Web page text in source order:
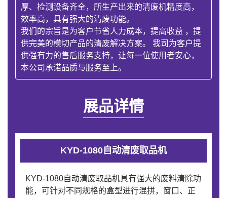
厚、检测设备齐全，所生产出来的清废机精度高，
效率高，具有强大的清废功能。
我们的宗旨是为客户节省人力成本，提高收益 ，提
供完美的模切产品的清废解决方案。 我司为客户提
供强有力的售后服务支持，让每一位使用者安心，
本公司承诺品质与服务至上。
展品详情
KYD-1080自动清废取品机
KYD-1080自动清废取品机具有强大的废料清除功
能，可针对不同规格的盒型进行混拼，窗口、正